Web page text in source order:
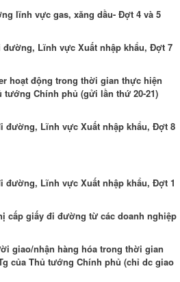
lĩnh vực gas, xăng dầu- Đợt 4 và 5
đường, Lĩnh vực Xuất nhập khẩu, Đợt 7
hoạt động trong thời gian thực hiện
tướng Chính phủ (gửi lần thứ 20-21)
đường, Lĩnh vực Xuất nhập khẩu, Đợt 8
đường, Lĩnh vực Xuất nhập khẩu, Đợt 1
cấp giấy đi đường từ các doanh nghiệp
giao/nhận hàng hóa trong thời gian
của Thủ tướng Chính phủ (chỉ dc giao